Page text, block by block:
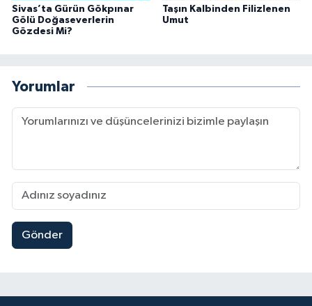
Sivas’ta Gürün Gökpınar
Gölü Doğaseverlerin
Gözdesi Mi?
Taşın Kalbinden Filizlenen
Umut
Yorumlar
Gönder